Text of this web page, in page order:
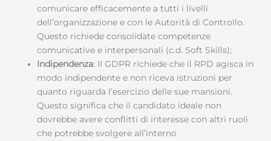
comunicare efficacemente a tutti i livelli
dell’organizzazione e con le Autorità di Controllo.
Questo richiede consolidate competenze
comunicative e interpersonali (c.d. Soft Skills);
Indipendenza: Il GDPR richiede che il RPD agisca in
modo indipendente e non riceva istruzioni per
quanto riguarda l’esercizio delle sue mansioni.
Questo significa che il candidato ideale non
dovrebbe avere conflitti di interesse con altri ruoli
che potrebbe svolgere all’interno